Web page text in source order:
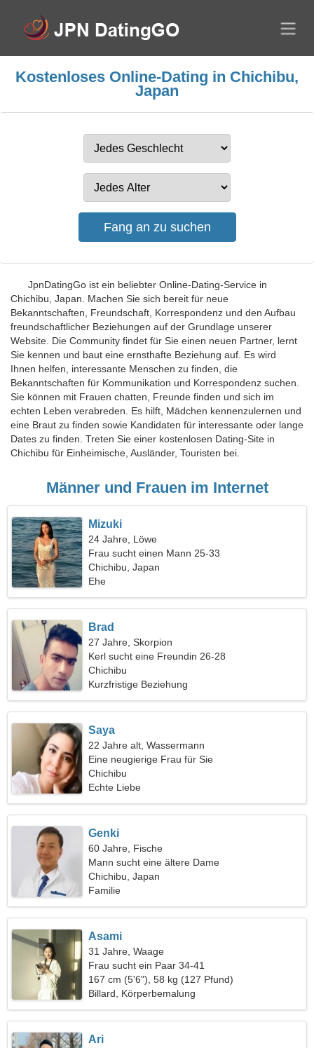
Kostenloses Online-Dating in Chichibu,
Japan
JpnDatingGo ist ein beliebter Online-Dating-Service in
Chichibu, Japan. Machen Sie sich bereit für neue
Bekanntschaften, Freundschaft, Korrespondenz und den Aufbau
freundschaftlicher Beziehungen auf der Grundlage unserer
Website. Die Community findet für Sie einen neuen Partner, lernt
Sie kennen und baut eine ernsthafte Beziehung auf. Es wird
Ihnen helfen, interessante Menschen zu finden, die
Bekanntschaften für Kommunikation und Korrespondenz suchen.
Sie können mit Frauen chatten, Freunde finden und sich im
echten Leben verabreden. Es hilft, Mädchen kennenzulernen und
eine Braut zu finden sowie Kandidaten für interessante oder lange
Dates zu finden. Treten Sie einer kostenlosen Dating-Site in
Chichibu für Einheimische, Ausländer, Touristen bei.
Männer und Frauen im Internet
Mizuki
24 Jahre, Löwe
Frau sucht einen Mann 25-33
Chichibu, Japan
Ehe
Brad
27 Jahre, Skorpion
Kerl sucht eine Freundin 26-28
Chichibu
Kurzfristige Beziehung
Saya
22 Jahre alt, Wassermann
Eine neugierige Frau für Sie
Chichibu
Echte Liebe
Genki
60 Jahre, Fische
Mann sucht eine ältere Dame
Chichibu, Japan
Familie
Asami
31 Jahre, Waage
Frau sucht ein Paar 34-41
167 cm (5'6"), 58 kg (127 Pfund)
Billard, Körperbemalung
Ari